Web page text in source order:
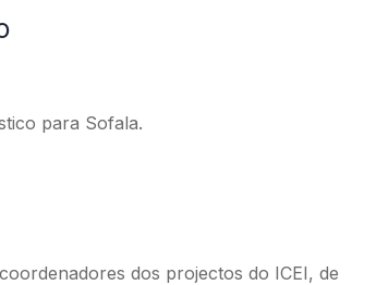
para Sofala.
dos projectos do ICEI, de